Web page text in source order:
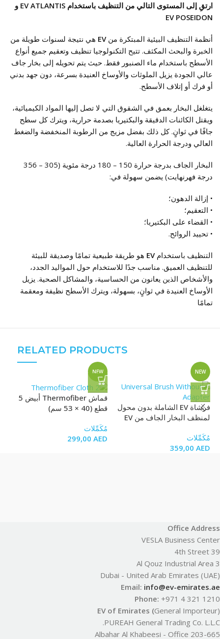
ارتقِ إلى المستوى التالي من التنظيف باستخدام EV ATLANTIS و
EV POSEIDON
أنظمة التنظيف البيئية المبتكرة منEV هي نتيجة لسنوات طويلة من
الخبرة والبحث المكثف. تتيح التكنولوجيا تنظيف وتعقيم جميع أنواع
الأسطح باستخدام ماء الصنبور فقط. حيث يتم تحويله إلى بخار جاف
عالي الجودة يزيل الملوثات والأوساخ العنيدة بسرعة، دون جهد بدني
أو فرك أو إتلاف الأسطح.
يتغلغل البخار بعمق في الشقوق التي لا تصل إليها المواد الكيميائية،
ويقتل الكائنات الدقيقة والبكتيريا بصدمة حرارية، ويترك كل سطح
جافًا في ثوانٍ. كل ذلك بفضل مزيج من الرطوبة المنخفضة والضغط
العالي ودرجة الحرارة العالية.
البخار الجاف بدرجة حرارة 150 – 180 درجة مئوية (305 – 356
درجة فهرنهايت) يضمن سهولة في:
• إزالة الدهون؛
• التعقيم؛
• القضاء على البكتيريا؛
• تحييد الروائح.
التنظيف باستخدامEV هو طريقة طبيعية تمامًا وصديقة للبيئة
للتنظيف العميق. مناسب جدًا للاستخدام حول المواليد الجدد،
والأشخاص الذين يعانون من الحساسية، والمشاكل الصحية. يزيل
الأوساخ العنيدة في ثوانٍ، بسهولة، ويترك الأسطح نظيفة ومعقمة
تمامًا
RELATED PRODUCTS
NEW
فرشاة EV الشاملة بدون محول
لمنظف البخار الجاف من EV
مُكَمِّلات
359,00 AED
NEW
قماش Thermofiber أبيض 5
قطع (40 × 53 سم)
مُكَمِّلات
299,00AED
Office Address
VESLA Business Center
39 4th Street
Al Qouz Industrial Area 3
Dubai - United Arab Emirates (UAE)
Email: info@ev-emirates.ae
Phone: +971 4 321 1210
EV of Emirates (General Importeur)
PUREAH General Trading Co. L.L.C.
Albahar Al Khabeesi - Office 203-665